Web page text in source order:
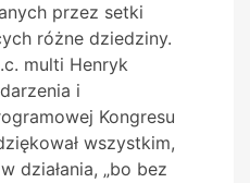
przez setki
różne dziedziny.
multi Henryk
i
Kongresu
wszystkim,
działania, „bo bez